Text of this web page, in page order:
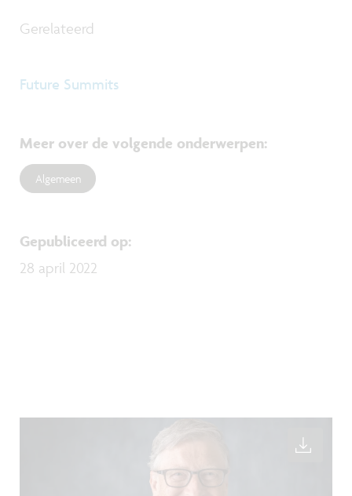
Gerelateerd
Future Summits
Meer over de volgende onderwerpen:
Algemeen
Gepubliceerd op:
28 april 2022